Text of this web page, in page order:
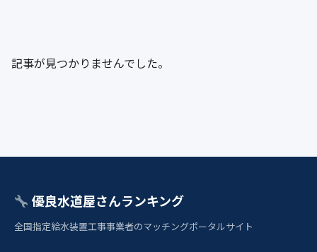
記事が見つかりませんでした。
優良水道屋さんランキング
全国指定給水装置工事事業者のマッチングポータルサイト